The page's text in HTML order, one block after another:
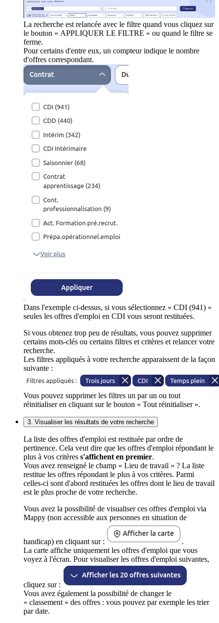
La recherche est relancée avec le filtre quand vous cliquez sur
le bouton « APPLIQUER LE FILTRE » ou quand le filtre se
ferme.
Pour certains d'entre eux, un compteur indique le nombre
d'offres correspondant.
Dans l'exemple ci-dessus, si vous sélectionnez « CDI (941) »
seules les offres d'emploi en CDI vous seront restituées.
Si vous obtenez trop peu de résultats, vous pouvez supprimer
certains mots-clés ou certains filtres et critères et relancer votre
recherche.
Les filtres appliqués à votre recherche apparaissent de la façon
suivante :
Vous pouvez supprimer les filtres un par un ou tout
réinitialiser en cliquant sur le bouton « Tout réinitialiser ».
3. Visualiser les résultats de votre recherche
La liste des offres d'emploi est restituée par ordre de
pertinence. Cela veut dire que les offres d'emploi répondant le
plus à vos critères s'affichent en premier.
Vous avez renseigné le champ « Lieu de travail » ? La liste
restitue les offres répondant le plus à vos critères. Parmi
celles-ci sont d'abord restituées les offres dont le lieu de travail
est le plus proche de votre recherche.
Vous avez la possibilité de visualiser ces offres d'emploi via
Mappy (non accessible aux personnes en situation de
handicap) en cliquant sur :
.
La carte affiche uniquement les offres d'emploi que vous
voyez à l'écran. Pour visualiser les offres d'emploi suivantes,
cliquez sur :
Vous avez également la possibilité de changer le
« classement » des offres : vous pouvez par exemple les trier
par date.